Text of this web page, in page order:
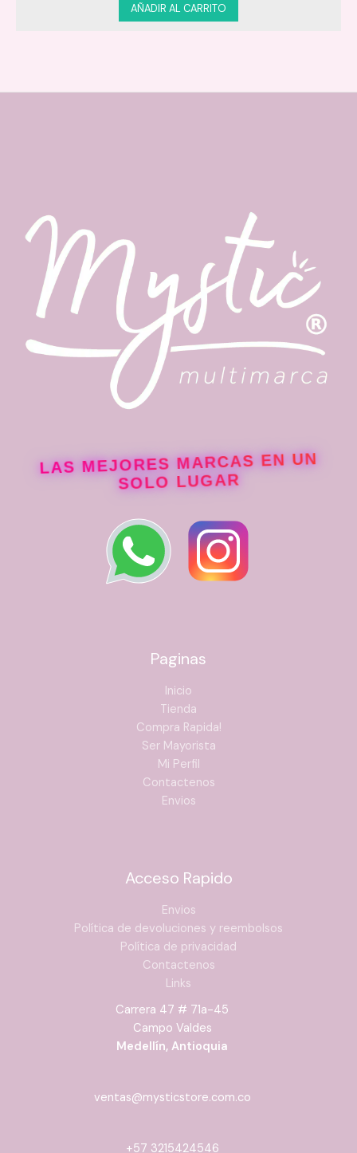
AÑADIR AL CARRITO
LAS MEJORES MARCAS EN UN
SOLO LUGAR
Paginas
Inicio
Tienda
Compra Rapida!
Ser Mayorista
Mi Perfil
Contactenos
Envios
Acceso Rapido
Envios
Política de devoluciones y reembolsos
Política de privacidad
Contactenos
Links
Carrera 47 # 71a-45
Campo Valdes
Medellín, Antioquia
ventas@mysticstore.com.co
+57 3215424546